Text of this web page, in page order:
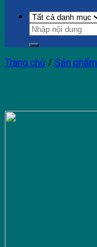
Trang chủ / Sản phẩm